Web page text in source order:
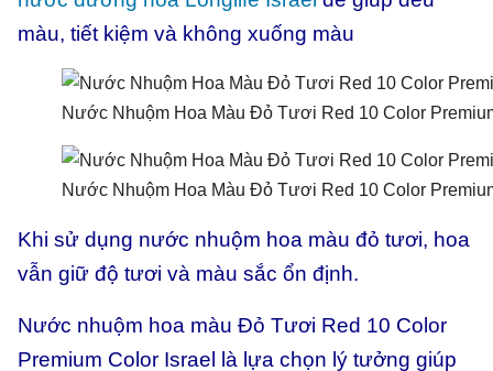
màu, tiết kiệm và không xuống màu
Nước Nhuộm Hoa Màu Đỏ Tươi Red 10 Color
Nước Nhuộm Hoa Màu Đỏ Tươi Red 10 Color
Khi sử dụng nước nhuộm hoa màu đỏ tươi, hoa
vẫn giữ độ tươi và màu sắc ổn định.
Nước nhuộm hoa màu Đỏ Tươi Red 10 Color
Premium Color Israel là lựa chọn lý tưởng giúp